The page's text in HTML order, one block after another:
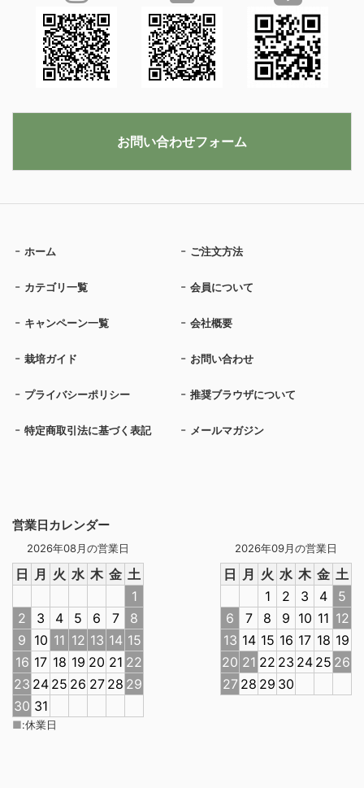
営業日カレンダー
2026年08月の営業日
日 月 火 水 木 金 土
1
2
3 4 5 6 7
8
9 10 11 12 13 14 15
16 17 18 19 20 21 22
23 24 25 26 27 28 29
30 31
2026年09月の営業日
日 月 火 水 木 金 土
1
2 3 4
5
6
7 8 9 10 11 12
13 14 15 16 17 18 19
20 21 22 23 24 25 26
27 28 29 30
■:休業日
ホーム ご注文方法
カテゴリ一覧 会員について
キャンペーン一覧 会社概要
栽培ガイド お問い合わせ
プライバシーポリシー 推奨ブラウザについて
特定商取引法に基づく表記 メールマガジン
お問い合わせフォーム